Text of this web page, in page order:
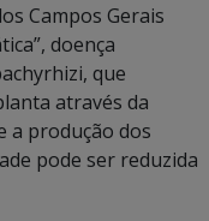
Campos Gerais
doença
que
através da
a produção dos
pode ser reduzida